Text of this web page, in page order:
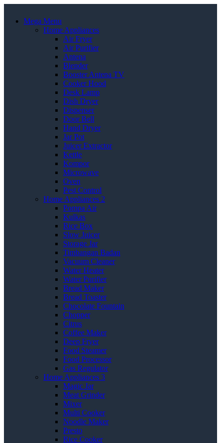
Mega Menu
Home Appliances
Air Fryer
Air Purifier
Antena
Blender
Booster Antena TV
Cooker Hood
Desk Lamp
Dish Dryer
Dispenser
Door Bell
Hand Dryer
Jar Pot
Juicer Extractor
Kettle
Kompor
Microwave
Oven
Pest Control
Home Appliances 2
Pompa Air
Kulkas
Rice Box
Slow Juicer
Storage Jar
Timbangan Badan
Vacuum Cleaner
Water Heater
Water Purifier
Bread Maker
Bread Toaster
Chocolate Fountain
Chopper
Citrus
Coffee Maker
Deep Fryer
Food Steamer
Food Processor
Gas Regulator
Home Appliances 3
Magic Jar
Meat Grinder
Mixer
Multi Cooker
Noodle Maker
Presto
Rice Cooker